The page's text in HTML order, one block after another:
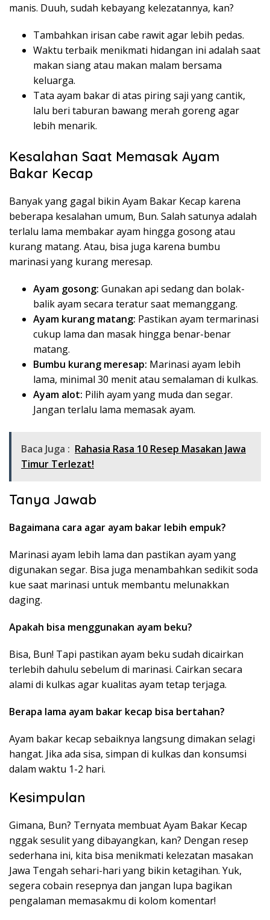
manis. Duuh, sudah kebayang kelezatannya, kan?
Tambahkan irisan cabe rawit agar lebih pedas.
Waktu terbaik menikmati hidangan ini adalah saat
makan siang atau makan malam bersama
keluarga.
Tata ayam bakar di atas piring saji yang cantik,
lalu beri taburan bawang merah goreng agar
lebih menarik.
Kesalahan Saat Memasak Ayam
Bakar Kecap
Banyak yang gagal bikin Ayam Bakar Kecap karena
beberapa kesalahan umum, Bun. Salah satunya adalah
terlalu lama membakar ayam hingga gosong atau
kurang matang. Atau, bisa juga karena bumbu
marinasi yang kurang meresap.
Ayam gosong: Gunakan api sedang dan bolak-
balik ayam secara teratur saat memanggang.
Ayam kurang matang: Pastikan ayam termarinasi
cukup lama dan masak hingga benar-benar
matang.
Bumbu kurang meresap: Marinasi ayam lebih
lama, minimal 30 menit atau semalaman di kulkas.
Ayam alot: Pilih ayam yang muda dan segar.
Jangan terlalu lama memasak ayam.
Baca Juga : Rahasia Rasa 10 Resep Masakan Jawa
Timur Terlezat!
Tanya Jawab
Bagaimana cara agar ayam bakar lebih empuk?
Marinasi ayam lebih lama dan pastikan ayam yang
digunakan segar. Bisa juga menambahkan sedikit soda
kue saat marinasi untuk membantu melunakkan
daging.
Apakah bisa menggunakan ayam beku?
Bisa, Bun! Tapi pastikan ayam beku sudah dicairkan
terlebih dahulu sebelum di marinasi. Cairkan secara
alami di kulkas agar kualitas ayam tetap terjaga.
Berapa lama ayam bakar kecap bisa bertahan?
Ayam bakar kecap sebaiknya langsung dimakan selagi
hangat. Jika ada sisa, simpan di kulkas dan konsumsi
dalam waktu 1-2 hari.
Kesimpulan
Gimana, Bun? Ternyata membuat Ayam Bakar Kecap
nggak sesulit yang dibayangkan, kan? Dengan resep
sederhana ini, kita bisa menikmati kelezatan masakan
Jawa Tengah sehari-hari yang bikin ketagihan. Yuk,
segera cobain resepnya dan jangan lupa bagikan
pengalaman memasakmu di kolom komentar!